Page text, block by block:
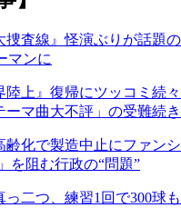
捜査線』怪演ぶりが話題の
マンに
陸上』復帰にツッコミ続々
マ曲大不評」の受難続き
化で製造中止にファンシ
を阻む行政の“問題”
二つ、練習1回で300球も